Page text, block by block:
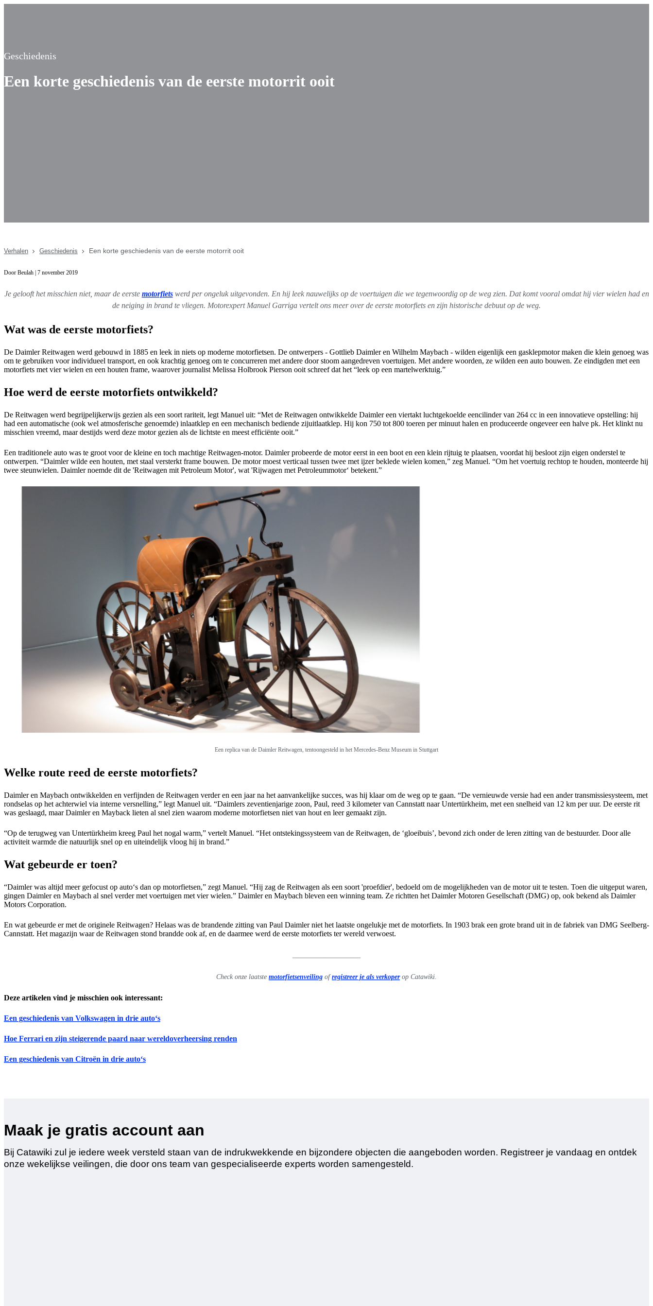
Geschiedenis
Een korte geschiedenis van de eerste motorrit ooit
Verhalen Geschiedenis Een korte geschiedenis van de eerste motorrit ooit
Door Beulah | 7 november 2019
Je gelooft het misschien niet, maar de eerste motorfietswerd per ongeluk uitgevonden. En hij leek nauwelijks op de voertuigen die we tegenwoordig op de weg zien. Dat komt vooral omdat hij vier wielen had en
de neiging in brand te vliegen. Motorexpert Manuel Garriga vertelt ons meer over de eerste motorfiets en zijn historische debuut op de weg.
Wat was de eerste motorfiets?
De Daimler Reitwagen werd gebouwd in 1885 en leek in niets op moderne motorfietsen. De ontwerpers - Gottlieb Daimler en Wilhelm Maybach - wilden eigenlijk een gasklepmotor maken die klein genoeg was
om te gebruiken voor individueel transport, en ook krachtig genoeg om te concurreren met andere door stoom aangedreven voertuigen. Met andere woorden, ze wilden een auto bouwen. Ze eindigden met een
motorfiets met vier wielen en een houten frame, waarover journalist Melissa Holbrook Pierson ooit schreef dat het “leek op een martelwerktuig.”
Hoe werd de eerste motorfiets ontwikkeld?
De Reitwagen werd begrijpelijkerwijs gezien als een soort rariteit, legt Manuel uit: “Met de Reitwagen ontwikkelde Daimler een viertakt luchtgekoelde eencilinder van 264 cc in een innovatieve opstelling: hij
had een automatische (ook wel atmosferische genoemde) inlaatklep en een mechanisch bediende zijuitlaatklep. Hij kon 750 tot 800 toeren per minuut halen en produceerde ongeveer een halve pk. Het klinkt nu
misschien vreemd, maar destijds werd deze motor gezien als de lichtste en meest efficiënte ooit.”
Een traditionele auto was te groot voor de kleine en toch machtige Reitwagen-motor. Daimler probeerde de motor eerst in een boot en een klein rijtuig te plaatsen, voordat hij besloot zijn eigen onderstel te
ontwerpen. “Daimler wilde een houten, met staal versterkt frame bouwen. De motor moest verticaal tussen twee met ijzer beklede wielen komen,” zeg Manuel. “Om het voertuig rechtop te houden, monteerde hij
twee steunwielen. Daimler noemde dit de 'Reitwagen mit Petroleum Motor', wat 'Rijwagen met Petroleummotor‘ betekent.”
Een replica van de Daimler Reitwagen, tentoongesteld in het Mercedes-Benz Museum in Stuttgart
Welke route reed de eerste motorfiets?
Daimler en Maybach ontwikkelden en verfijnden de Reitwagen verder en een jaar na het aanvankelijke succes, was hij klaar om de weg op te gaan. “De vernieuwde versie had een ander transmissiesysteem, met
rondselas op het achterwiel via interne versnelling,” legt Manuel uit. “Daimlers zeventienjarige zoon, Paul, reed 3 kilometer van Cannstatt naar Untertürkheim, met een snelheid van 12 km per uur. De eerste rit
was geslaagd, maar Daimler en Mayback lieten al snel zien waarom moderne motorfietsen niet van hout en leer gemaakt zijn.
“Op de terugweg van Untertürkheim kreeg Paul het nogal warm,” vertelt Manuel. “Het ontstekingssysteem van de Reitwagen, de ‘gloeibuis’, bevond zich onder de leren zitting van de bestuurder. Door alle
activiteit warmde die natuurlijk snel op en uiteindelijk vloog hij in brand.”
Wat gebeurde er toen?
“Daimler was altijd meer gefocust op auto‘s dan op motorfietsen,” zegt Manuel. “Hij zag de Reitwagen als een soort 'proefdier', bedoeld om de mogelijkheden van de motor uit te testen. Toen die uitgeput waren,
gingen Daimler en Maybach al snel verder met voertuigen met vier wielen.” Daimler en Maybach bleven een winning team. Ze richtten het Daimler Motoren Gesellschaft (DMG) op, ook bekend als Daimler
Motors Corporation.
En wat gebeurde er met de originele Reitwagen? Helaas was de brandende zitting van Paul Daimler niet het laatste ongelukje met de motorfiets. In 1903 brak een grote brand uit in de fabriek van DMG Seelberg-
Cannstatt. Het magazijn waar de Reitwagen stond brandde ook af, en de daarmee werd de eerste motorfiets ter wereld verwoest.
Check onze laatste motorfietsenveiling ofregistreer je als verkoperop Catawiki.
Deze artikelen vind je misschien ook interessant:
Een geschiedenis van Volkswagen in drie auto‘s
Hoe Ferrari en zijn steigerende paard naar wereldoverheersing renden
Een geschiedenis van Citroën in drie auto‘s
Maak je gratis account aan
Bij Catawiki zul je iedere week versteld staan van de indrukwekkende en bijzondere objecten die aangeboden worden. Registreer je vandaag en ontdek
onze wekelijkse veilingen, die door ons team van gespecialiseerde experts worden samengesteld.